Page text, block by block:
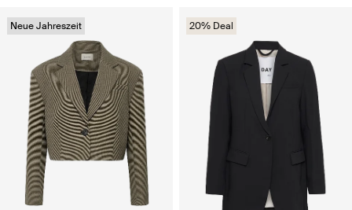
Neue Jahreszeit 20% Deal